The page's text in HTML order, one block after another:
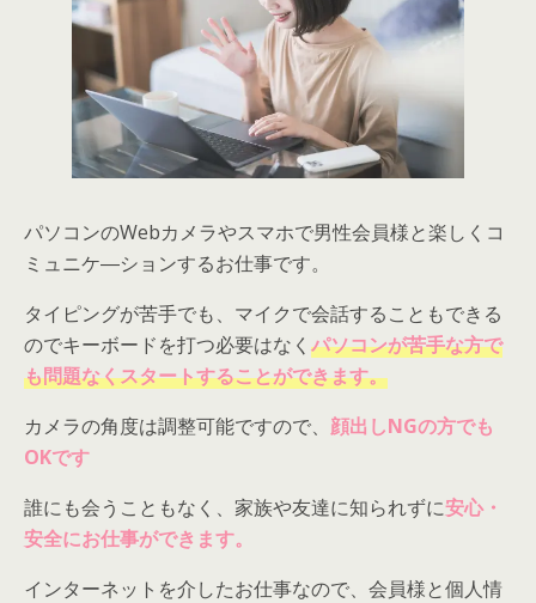
パソコンのWebカメラやスマホで男性会員様と楽しくコ
ミュニケ―ションするお仕事です。
タイピングが苦手でも、マイクで会話することもできる
のでキーボードを打つ必要はなく パソコンが苦手な方で
も問題なくスタートすることができます。
カメラの角度は調整可能ですので、 顔出しNGの方でも
OKです
誰にも会うこともなく、家族や友達に知られずに安心・
安全にお仕事ができます。
インターネットを介したお仕事なので、会員様と個人情